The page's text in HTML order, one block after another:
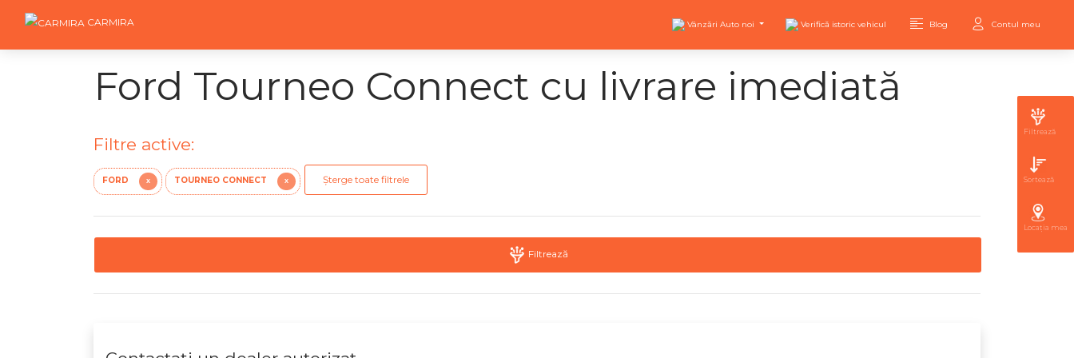
CARMIRA Vânzări Auto noi Verifică istoric vehicul Blog Contul meu
Ford Tourneo Connect cu livrare imediată
Filtre active:
FORD X TOURNEO CONNECT X Șterge toate filtrele
Filtrează
Filtrează
Sortează
Locația mea